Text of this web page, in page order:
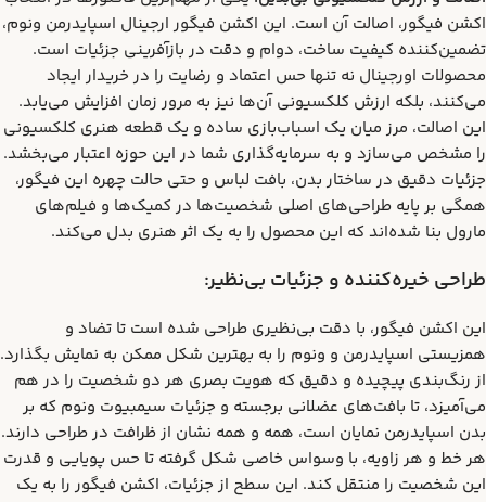
اکشن فیگور، اصالت آن است. این اکشن فیگور ارجینال اسپایدرمن ونوم،
تضمین‌کننده کیفیت ساخت، دوام و دقت در بازآفرینی جزئیات است.
محصولات اورجینال نه تنها حس اعتماد و رضایت را در خریدار ایجاد
می‌کنند، بلکه ارزش کلکسیونی آن‌ها نیز به مرور زمان افزایش می‌یابد.
این اصالت، مرز میان یک اسباب‌بازی ساده و یک قطعه هنری کلکسیونی
را مشخص می‌سازد و به سرمایه‌گذاری شما در این حوزه اعتبار می‌بخشد.
جزئیات دقیق در ساختار بدن، بافت لباس و حتی حالت چهره این فیگور،
همگی بر پایه طراحی‌های اصلی شخصیت‌ها در کمیک‌ها و فیلم‌های
مارول بنا شده‌اند که این محصول را به یک اثر هنری بدل می‌کند.
طراحی خیره‌کننده و جزئیات بی‌نظیر:
این اکشن فیگور، با دقت بی‌نظیری طراحی شده است تا تضاد و
همزیستی اسپایدرمن و ونوم را به بهترین شکل ممکن به نمایش بگذارد.
از رنگ‌بندی پیچیده و دقیق که هویت بصری هر دو شخصیت را در هم
می‌آمیزد، تا بافت‌های عضلانی برجسته و جزئیات سیمبیوت ونوم که بر
بدن اسپایدرمن نمایان است، همه و همه نشان از ظرافت در طراحی دارند.
هر خط و هر زاویه، با وسواس خاصی شکل گرفته تا حس پویایی و قدرت
این شخصیت را منتقل کند. این سطح از جزئیات، اکشن فیگور را به یک